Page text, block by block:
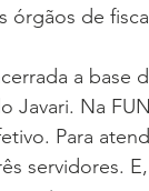
de
a
Javari. Na
Para
servidores.